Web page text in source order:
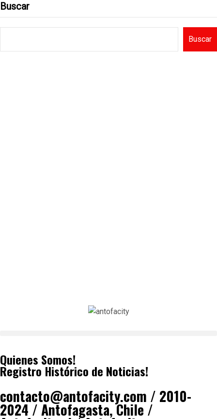
Buscar
Buscar
Quienes Somos!
Registro Histórico de Noticias!
contacto@antofacity.com / 2010-
2024 / Antofagasta, Chile /